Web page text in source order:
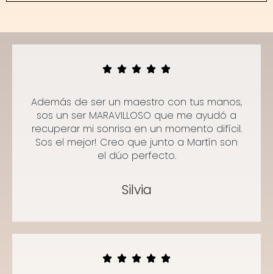
Además de ser un maestro con tus manos,
sos un ser MARAVILLOSO que me ayudó a
recuperar mi sonrisa en un momento difícil.
Sos el mejor! Creo que junto a Martín son
el dúo perfecto.
Silvia